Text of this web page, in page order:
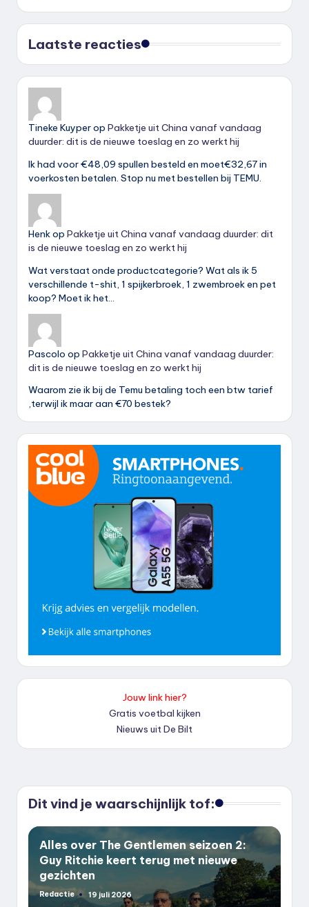
Laatste reacties
Tineke Kuyperop Pakketje uit China vanaf vandaag
duurder: dit is de nieuwe toeslag en zo werkt hij
Ik had voor €48,09 spullen besteld en moet€32,67 in
voerkosten betalen. Stop nu met bestellen bij TEMU.
Henkop Pakketje uit China vanaf vandaag duurder: dit
is de nieuwe toeslag en zo werkt hij
Wat verstaat onde productcategorie? Wat als ik 5
verschillende t-shit, 1 spijkerbroek, 1 zwembroek en pet
koop? Moet ik het…
Pascolo op Pakketje uit China vanaf vandaag duurder:
dit is de nieuwe toeslag en zo werkt hij
Waarom zie ik bij de Temu betaling toch een btw tarief
,terwijl ik maar aan €70 bestek?
Jouw link hier?
Gratis voetbal kijken
Nieuws uit De Bilt
Dit vind je waarschijnlijk tof:
Alles over The Gentlemen seizoen 2:
Guy Ritchie keert terug met nieuwe
gezichten
Geplaatst
Redactie 19 juli 2026